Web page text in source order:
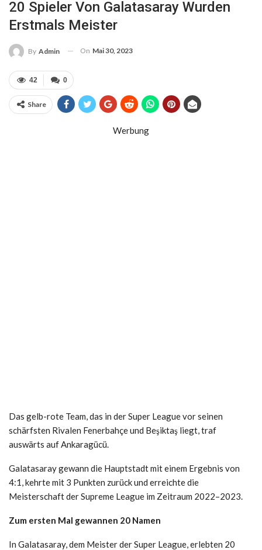
20 Spieler Von Galatasaray Wurden
Erstmals Meister
By Admin On Mai 30, 2023
0
42
Share
Werbung
Das gelb-rote Team, das in der Super League vor seinen
schärfsten Rivalen Fenerbahçe und Beşiktaş liegt, traf
auswärts auf Ankaragücü.
Galatasaray gewann die Hauptstadt mit einem Ergebnis von
4:1, kehrte mit 3 Punkten zurück und erreichte die
Meisterschaft der Supreme League im Zeitraum 2022–2023.
Zum ersten Mal gewannen 20 Namen
In Galatasaray, dem Meister der Super League, erlebten 20